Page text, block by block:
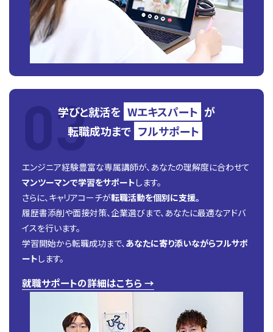
学びと就活を Wエキスパート が
転職成功まで フルサポート
エンジニア経験豊富な専属講師が、あなたの理解度に合わせて
マンツーマンで学習をサポートします。
さらに、キャリアコーチが転職活動を個別に支援。
履歴書添削や面接対策、企業選びまで、あなたに最適なアドバ
イスを行います。
学習開始から転職成功まで、 あなたに寄り添いながらフルサポ
ートします。
就職サポートの詳細はこちら →